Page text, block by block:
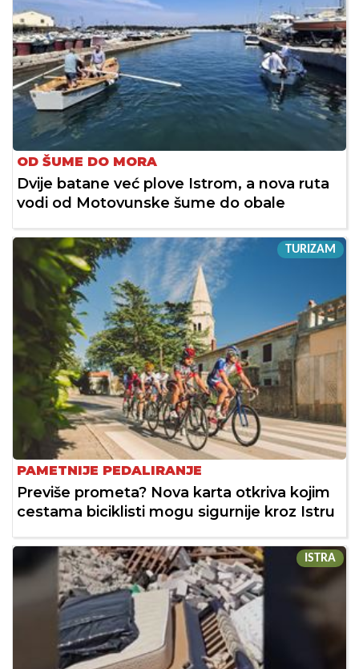
OD ŠUME DO MORA
Dvije batane već plove Istrom, a nova ruta
vodi od Motovunske šume do obale
TURIZAM
PAMETNIJE PEDALIRANJE
Previše prometa? Nova karta otkriva kojim
cestama biciklisti mogu sigurnije kroz Istru
ISTRA